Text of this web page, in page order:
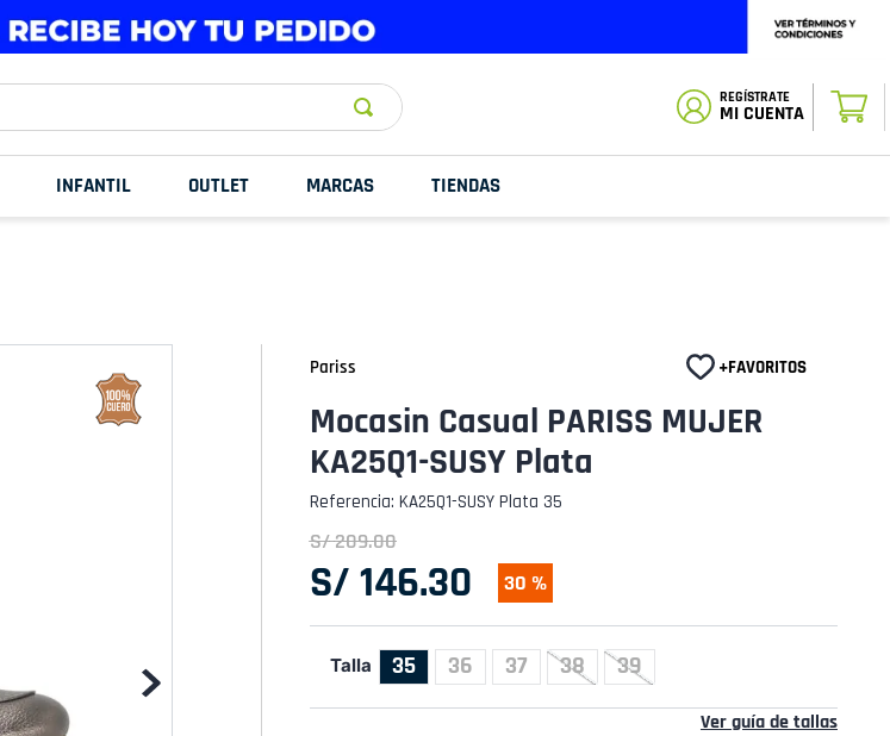
MI CUENTA
INFANTIL OUTLET MARCAS TIENDAS
Pariss
Mocasin Casual PARISS MUJER
KA25Q1-SUSY Plata
Referencia: KA25Q1-SUSY Plata 35
S/209.00
S/ 146.30 30 %
Talla 35 36 37 38 39
Ver guía de tallas